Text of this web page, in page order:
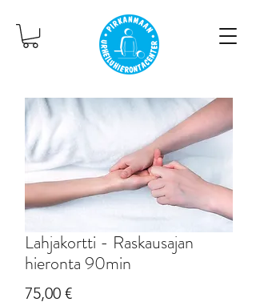
Lahjakortti - Raskausajan
hieronta 90min
75,00 €Hinta